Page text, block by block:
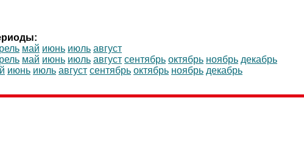
май июнь июль август
май июнь июль август сентябрь октябрь ноябрь декабрь
июнь июль август сентябрь октябрь ноябрь декабрь